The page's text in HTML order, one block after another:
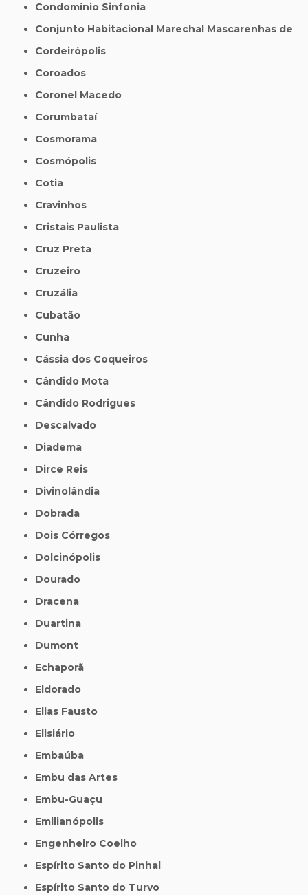
Condomínio Sinfonia
Conjunto Habitacional Marechal Mascarenhas de
Cordeirópolis
Coroados
Coronel Macedo
Corumbataí
Cosmorama
Cosmópolis
Cotia
Cravinhos
Cristais Paulista
Cruz Preta
Cruzeiro
Cruzália
Cubatão
Cunha
Cássia dos Coqueiros
Cândido Mota
Cândido Rodrigues
Descalvado
Diadema
Dirce Reis
Divinolândia
Dobrada
Dois Córregos
Dolcinópolis
Dourado
Dracena
Duartina
Dumont
Echaporã
Eldorado
Elias Fausto
Elisiário
Embaúba
Embu das Artes
Embu-Guaçu
Emilianópolis
Engenheiro Coelho
Espírito Santo do Pinhal
Espírito Santo do Turvo